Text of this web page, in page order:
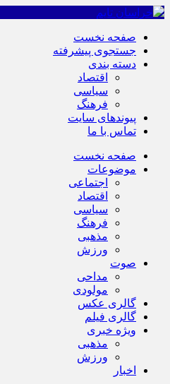
صفحه نخست
جستجوی پیشرفته
دسته بندی
اقتصاد
سیاسی
فرهنگ
پیوندهای سایت
تماس با ما
صفحه نخست
موضوعات
اجتماعی
اقتصاد
سیاسی
فرهنگ
مذهبی
ورزش
صوت
مداحی
مولودی
گالری عکس
گالری فیلم
ویژه خبری
مذهبی
ورزش
اخبار